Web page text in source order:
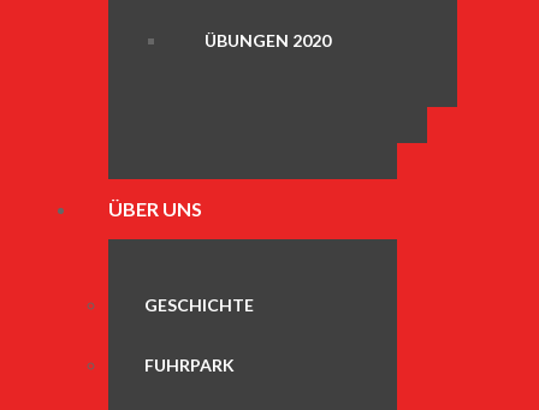
ÜBUNGEN 2020
ÜBER UNS
GESCHICHTE
FUHRPARK